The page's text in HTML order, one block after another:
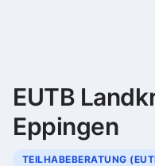
EUTB
Eppingen
TEILHABEBERATUNG